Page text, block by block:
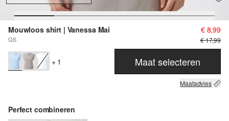
Mouwloos shirt | Vanessa Mai
QS
€ 8,99
€ 17,99
+ 1 Maat selecteren
Maatadvies
Perfect combineren